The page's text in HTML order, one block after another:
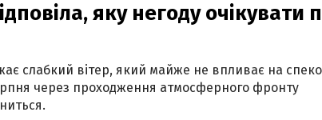
яку негоду очікувати
слабкий вітер, який майже не впливає на
через проходження атмосферного фронту